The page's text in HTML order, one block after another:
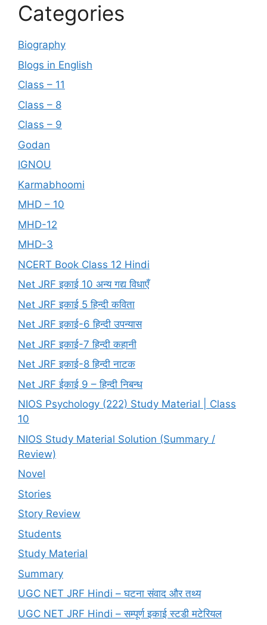
Categories
Biography
Blogs in English
Class – 11
Class – 8
Class – 9
Godan
IGNOU
Karmabhoomi
MHD – 10
MHD-12
MHD-3
NCERT Book Class 12 Hindi
Net JRF इकाई 10 अन्य गद्य विधाएँ
Net JRF इकाई 5 हिन्दी कविता
Net JRF इकाई-6 हिन्दी उपन्यास
Net JRF इकाई-7 हिन्दी कहानी
Net JRF इकाई-8 हिन्दी नाटक
Net JRF ईकाई 9 – हिन्दी निबन्ध
NIOS Psychology (222) Study Material | Class
10
NIOS Study Material Solution (Summary /
Review)
Novel
Stories
Story Review
Students
Study Material
Summary
UGC NET JRF Hindi – घटना संवाद और तथ्य
UGC NET JRF Hindi – सम्पूर्ण इकाई स्टडी मटेरियल